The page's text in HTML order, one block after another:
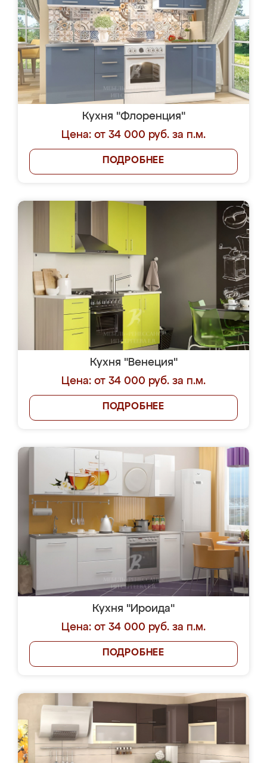
Кухня "Флоренция"
Цена: от 34 000 руб. за п.м.
ПОДРОБНЕЕ
Кухня "Венеция"
Цена: от 34 000 руб. за п.м.
ПОДРОБНЕЕ
Кухня "Ироида"
Цена: от 34 000 руб. за п.м.
ПОДРОБНЕЕ